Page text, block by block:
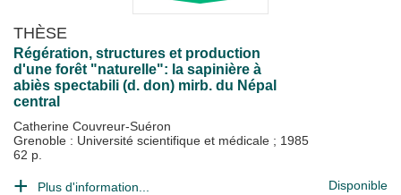
THÈSE
Régération, structures et production
d'une forêt "naturelle": la sapinière à
abiès spectabili (d. don) mirb. du Népal
central
Catherine Couvreur-Suéron
Grenoble : Université scientifique et médicale ; 1985
62 p.
Plus d'information... Disponible